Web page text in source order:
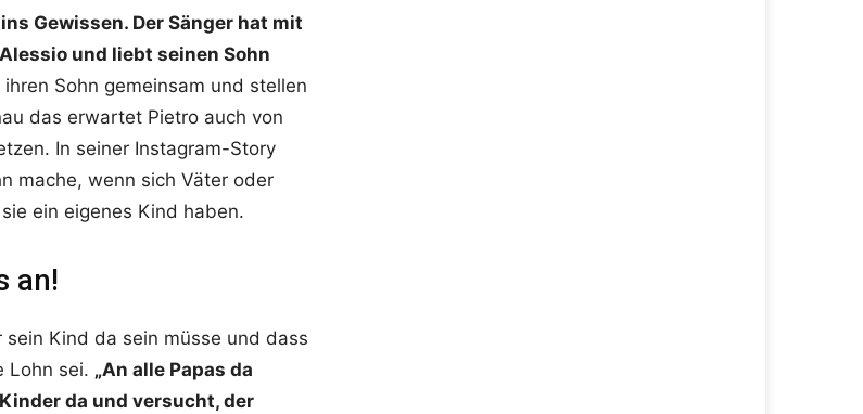
Gewissen. Der Sänger hat mit
und liebt seinen Sohn
Sohn gemeinsam und stellen
das erwartet Pietro auch von
In seiner Instagram-Story
mache, wenn sich Väter oder
ein eigenes Kind haben.
an!
Kind da sein müsse und dass
Lohn sei. „An alle Papas da
da und versucht, der